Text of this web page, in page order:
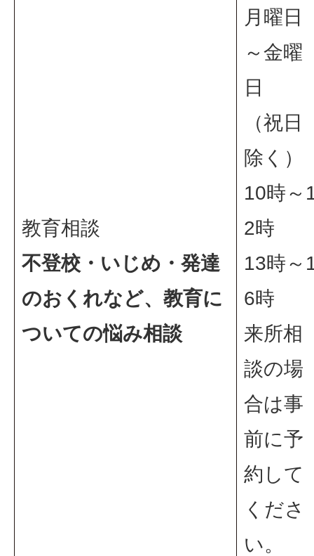
教育相談
不登校・いじめ・発達
のおくれなど、教育に
ついての悩み相談
月曜日
～金曜
日
（祝日
除く）
10時～
2時
13時～
6時
来所相
談の場
合は事
前に予
約して
くださ
い。